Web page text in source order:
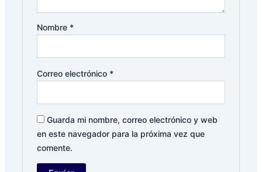
Nombre *
Correo electrónico *
Guarda mi nombre, correo electrónico y web
en este navegador para la próxima vez que
comente.